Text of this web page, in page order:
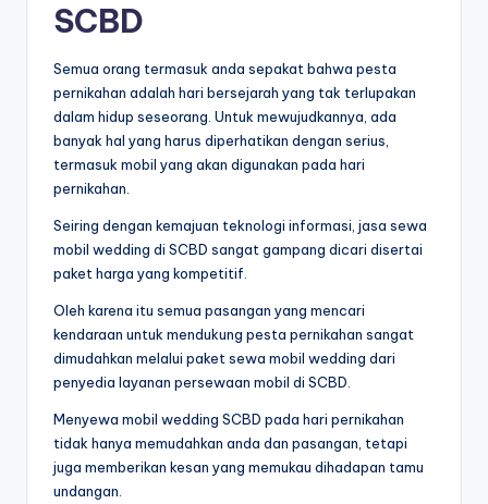
SCBD
Semua orang termasuk anda sepakat bahwa pesta
pernikahan adalah hari bersejarah yang tak terlupakan
dalam hidup seseorang. Untuk mewujudkannya, ada
banyak hal yang harus diperhatikan dengan serius,
termasuk mobil yang akan digunakan pada hari
pernikahan.
Seiring dengan kemajuan teknologi informasi, jasa sewa
mobil wedding di SCBD sangat gampang dicari disertai
paket harga yang kompetitif.
Oleh karena itu semua pasangan yang mencari
kendaraan untuk mendukung pesta pernikahan sangat
dimudahkan melalui paket sewa mobil wedding dari
penyedia layanan persewaan mobil di SCBD.
Menyewa mobil wedding SCBD pada hari pernikahan
tidak hanya memudahkan anda dan pasangan, tetapi
juga memberikan kesan yang memukau dihadapan tamu
undangan.